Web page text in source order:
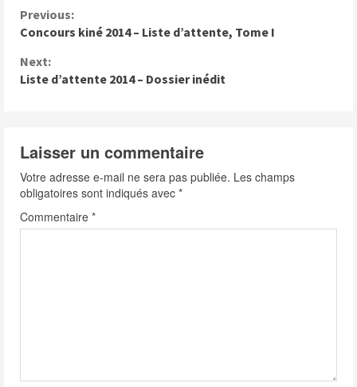
C
o
n
n
u
e
R
Previous:
Concours kiné 2014 – Liste d’attente, Tome I
Next:
Liste d’attente 2014 – Dossier inédit
Laisser un commentaire
Votre adresse e-mail ne sera pas publiée. Les champs
obligatoires sont indiqués avec *
Commentaire *